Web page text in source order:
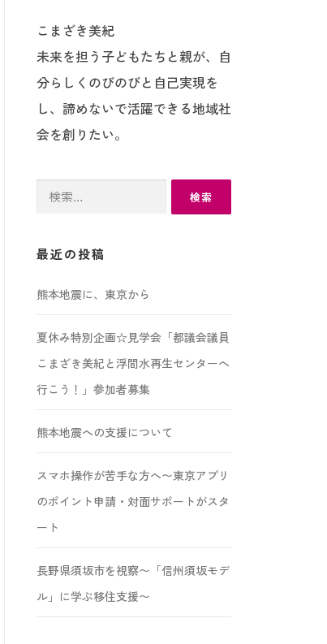
こまざき美紀
未来を担う子どもたちと親が、自
分らしくのびのびと自己実現を
し、諦めないで活躍できる地域社
会を創りたい。
最近の投稿
熊本地震に、東京から
夏休み特別企画☆見学会「都議会議員
こまざき美紀と浮間水再生センターへ
行こう！」参加者募集
熊本地震への支援について
スマホ操作が苦手な方へ〜東京アプリ
のポイント申請・対面サポートがスタ
ート
長野県須坂市を視察〜「信州須坂モデ
ル」に学ぶ移住支援〜